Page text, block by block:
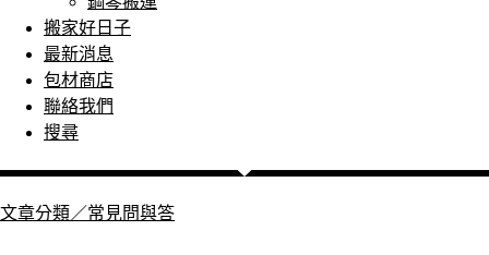
搬家好日子
最新消息
包材商店
聯絡我們
搜尋
文章分類／常見問與答